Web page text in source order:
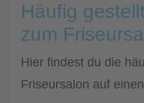
Häufig
zum
Hier findest du die
Friseursalon auf